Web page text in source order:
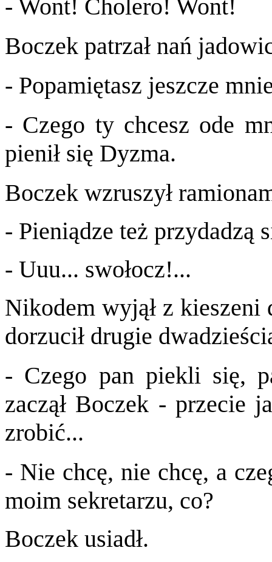
- Wont! Cholero! Wont!
Boczek patrzał nań
- Popamiętasz jeszcze
- Czego ty chcesz ode
pienił się Dyzma.
Boczek wzruszył
- Pieniądze też przydadzą
- Uuu... swołocz!...
Nikodem wyjął z kieszeni
dorzucił drugie
- Czego pan piekli się,
zaczął Boczek - przecie
zrobić...
- Nie chcę, nie chcę, a
moim sekretarzu, co?
Boczek usiadł.